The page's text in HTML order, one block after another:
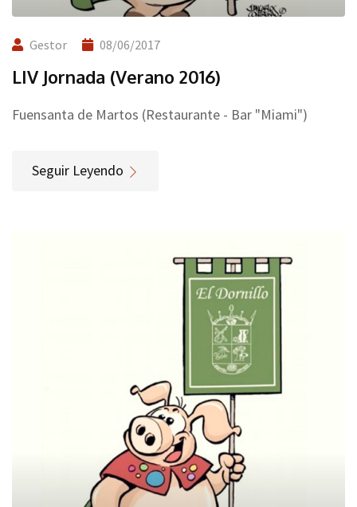
Gestor 08/06/2017
LIV Jornada (Verano 2016)
Fuensanta de Martos (Restaurante - Bar "Miami")
Seguir Leyendo